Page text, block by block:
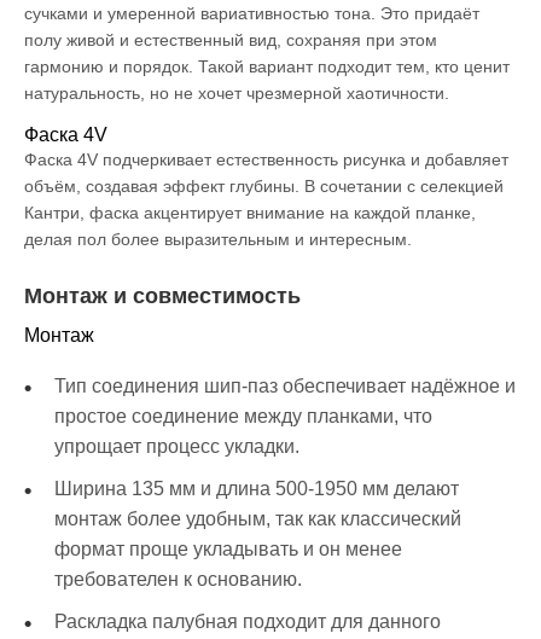
сучками и умеренной вариативностью тона. Это придаёт
полу живой и естественный вид, сохраняя при этом
гармонию и порядок. Такой вариант подходит тем, кто ценит
натуральность, но не хочет чрезмерной хаотичности.
Фаска 4V
Фаска 4V подчеркивает естественность рисунка и добавляет
объём, создавая эффект глубины. В сочетании с селекцией
Кантри, фаска акцентирует внимание на каждой планке,
делая пол более выразительным и интересным.
Монтаж и совместимость
Монтаж
Тип соединения шип-паз обеспечивает надёжное и
простое соединение между планками, что
упрощает процесс укладки.
Ширина 135 мм и длина 500-1950 мм делают
монтаж более удобным, так как классический
формат проще укладывать и он менее
требователен к основанию.
Раскладка палубная подходит для данного